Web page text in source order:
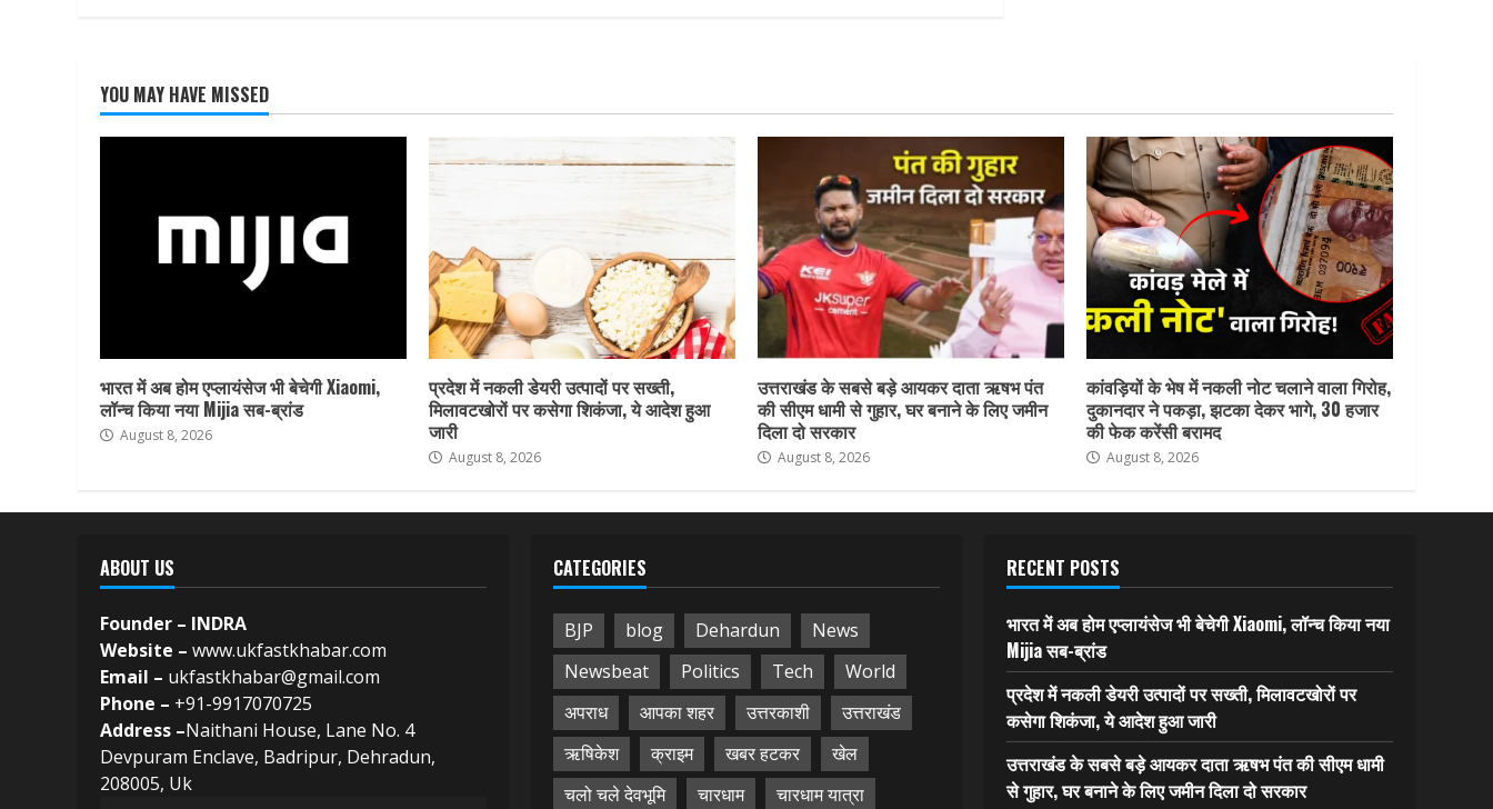
YOU MAY HAVE MISSED
भारत में अब होम एप्लायंसेज भी बेचेगी Xiaomi,
लॉन्च किया नया Mijia सब-ब्रांड
August 8, 2026
प्रदेश में नकली डेयरी उत्पादों पर सख्ती,
मिलावटखोरों पर कसेगा शिकंजा, ये आदेश हुआ
जारी
August 8, 2026
उत्तराखंड के सबसे बड़े आयकर दाता ऋषभ पंत
की सीएम धामी से गुहार, घर बनाने के लिए जमीन
दिला दो सरकार
August 8, 2026
कांवड़ियों के भेष में नकली नोट चलाने वाला गिरोह,
दुकानदार ने पकड़ा, झटका देकर भागे, 30 हजार
की फेक करेंसी बरामद
August 8, 2026
ABOUT US
Founder – INDRA
Website – www.ukfastkhabar.com
Email – ukfastkhabar@gmail.com
Phone – +91-9917070725
Address –Naithani House, Lane No. 4
Devpuram Enclave, Badripur, Dehradun,
208005, Uk
CATEGORIES
BJP blog Dehardun
News
Newsbeat
Politics Tech
World
अपराध
आपका शहर उत्तरकाशी
उत्तराखंड
ऋषिकेश
क्राइम खबर हटकर
खेल
चलो चले देवभूमि
चारधाम
चारधाम यात्रा
RECENT POSTS
भारत में अब होम एप्लायंसेज भी बेचेगी Xiaomi, लॉन्च किया नया
Mijia सब-ब्रांड
प्रदेश में नकली डेयरी उत्पादों पर सख्ती, मिलावटखोरों पर
कसेगा शिकंजा, ये आदेश हुआ जारी
उत्तराखंड के सबसे बड़े आयकर दाता ऋषभ पंत की सीएम धामी
से गुहार, घर बनाने के लिए जमीन दिला दो सरकार